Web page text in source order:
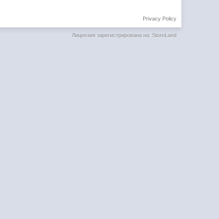
Privacy Policy
Лицензия зарегистрирована на: StoreLand